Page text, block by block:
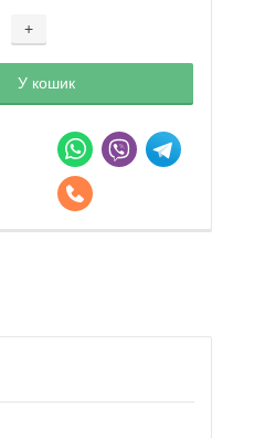
+
Добавляется...
У кошик
Добавлен